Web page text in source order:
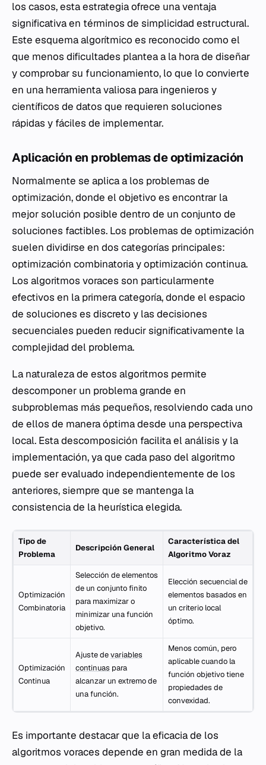
los casos, esta estrategia ofrece una ventaja
significativa en términos de simplicidad estructural.
Este esquema algorítmico es reconocido como el
que menos dificultades plantea a la hora de diseñar
y comprobar su funcionamiento, lo que lo convierte
en una herramienta valiosa para ingenieros y
científicos de datos que requieren soluciones
rápidas y fáciles de implementar.
Aplicación en problemas de optimización
Normalmente se aplica a los problemas de
optimización, donde el objetivo es encontrar la
mejor solución posible dentro de un conjunto de
soluciones factibles. Los problemas de optimización
suelen dividirse en dos categorías principales:
optimización combinatoria y optimización continua.
Los algoritmos voraces son particularmente
efectivos en la primera categoría, donde el espacio
de soluciones es discreto y las decisiones
secuenciales pueden reducir significativamente la
complejidad del problema.
La naturaleza de estos algoritmos permite
descomponer un problema grande en
subproblemas más pequeños, resolviendo cada uno
de ellos de manera óptima desde una perspectiva
local. Esta descomposición facilita el análisis y la
implementación, ya que cada paso del algoritmo
puede ser evaluado independientemente de los
anteriores, siempre que se mantenga la
consistencia de la heurística elegida.
Tipo de
Problema
Descripción General
Característica del
Algoritmo Voraz
Optimización
Combinatoria
Selección de elementos
de un conjunto finito
para maximizar o
minimizar una función
objetivo.
Elección secuencial de
elementos basados en
un criterio local
óptimo.
Optimización
Continua
Ajuste devariables
continuas para
alcanzar un extremo de
una función.
Menos común, pero
aplicable cuando la
función objetivo tiene
propiedades de
convexidad.
Es importante destacar que la eficacia de los
algoritmos voraces depende en gran medida de la